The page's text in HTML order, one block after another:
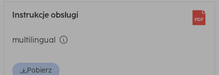
Instrukcje obsługi
multilingual
Pobierz